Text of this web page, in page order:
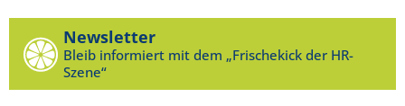
Newsletter
Bleib informiert mit dem „Frischekick der HR-
Szene“